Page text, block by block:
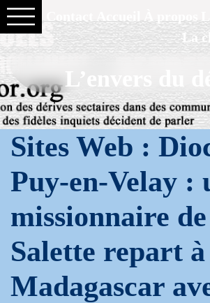
La
L’envers du
Sites Web :
Puy-en-Velay :
missionnaire
Salette repart à
Madagascar